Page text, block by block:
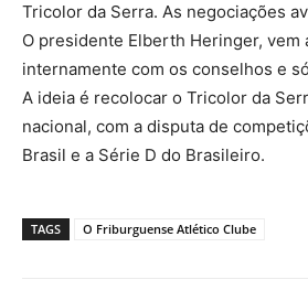
Tricolor da Serra. As negociações
O presidente Elberth Heringer, vem
internamente com os conselhos e
A ideia é recolocar o Tricolor da
nacional, com a disputa de
Brasil e a Série D do Brasileiro.
TAGS O Friburguense Atlético Clube